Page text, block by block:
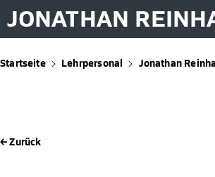
JONATHAN
Startseite Lehrpersonal Jonathan
← Zurück